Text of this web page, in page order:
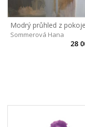
Modrý průhled z pokoje
Sommerová Hana
28